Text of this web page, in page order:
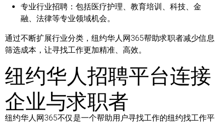
专业行业招聘： 包括医疗护理、教育培训、科技、金
融、法律等专业领域机会。
通过不断扩展行业分类，纽约华人网365帮助求职者减少信息
筛选成本，让寻找工作更加精准、高效。
纽约华人招聘平台连接
企业与求职者
纽约华人网365不仅是一个帮助用户寻找工作的纽约找工作平